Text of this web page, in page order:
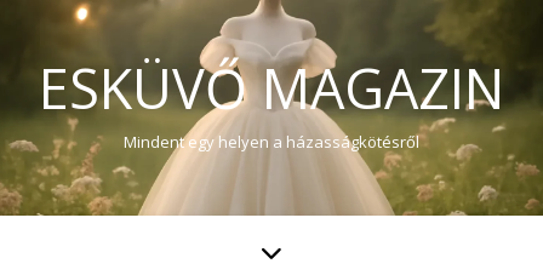
ESKÜVŐ MAGAZIN
Mindent egy helyen a házasságkötésről